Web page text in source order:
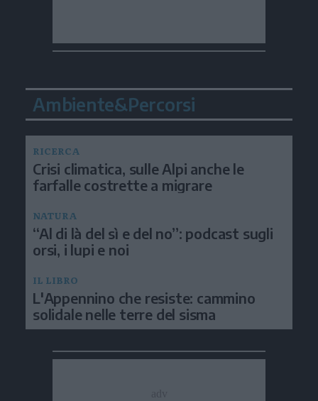
Ambiente&Percorsi
RICERCA
Crisi climatica, sulle Alpi anche le
farfalle costrette a migrare
NATURA
“Al di là del sì e del no”: podcast sugli
orsi, i lupi e noi
IL LIBRO
L'Appennino che resiste: cammino
solidale nelle terre del sisma